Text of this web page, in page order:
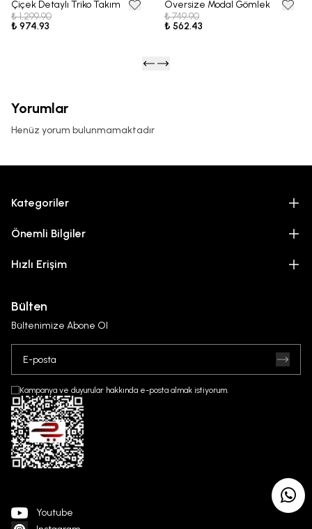
25% OFF
Çiçek Detaylı Triko Takım
₺ 1,299.90
₺ 974.93
25% OFF
Oversize Modal Gömlek
₺ 749.90
₺ 562.43
Yorumlar
Henüz yorum bulunmamaktadır
Kategoriler
Önemli Bilgiler
Hızlı Erişim
Bülten
Bültenimize Abone Ol
Kampanya ve duyurular hakkında e-posta almak istiyorum.
Youtube